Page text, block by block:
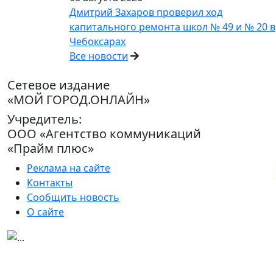
Дмитрий Захаров проверил ход
капитального ремонта школ № 49 и № 20 в
Чебоксарах
Все новости
Сетевое издание
«МОЙ ГОРОД.ОНЛАЙН»
Учредитель:
ООО «Агентство коммуникаций
«Прайм плюс»
Реклама на сайте
Контакты
Сообщить новость
О сайте